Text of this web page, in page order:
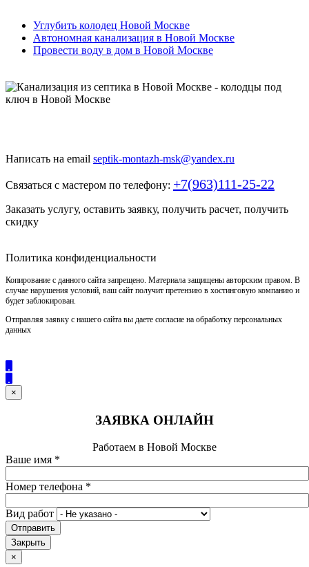
Углубить колодец Новой Москве
Автономная канализация в Новой Москве
Провести воду в дом в Новой Москве
Написать на email septik-montazh-msk@yandex.ru
Связаться с мастером по телефону: +7(963)111-25-22
Заказать услугу, оставить заявку, получить расчет, получить
скидку
Политика конфиденциальности
Копирование с данного сайта запрещено. Материала защищены авторским правом. В
случае нарушения условий, ваш сайт получит претензию в хостинговую компанию и
будет заблокирован.
Отправляя заявку с нашего сайта вы даете согласие на обработку персональных
данных
×
ЗАЯВКА ОНЛАЙН
Работаем в Новой Москве
Ваше имя *
Номер телефона *
Вид работ
Отправить
Закрыть
×